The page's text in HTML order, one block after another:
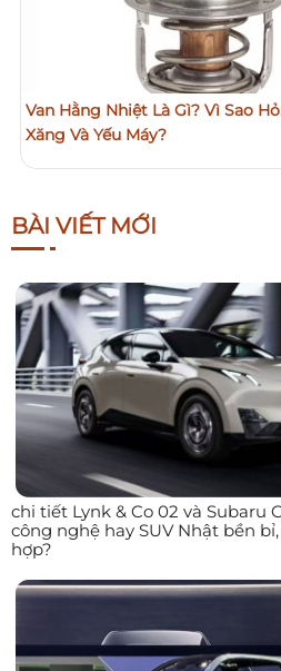
Van Hằng Nhiệt Là Gì? Vì Sao
Xăng Và Yếu Máy?
BÀI VIẾT MỚI
chi tiết Lynk & Co 02 và Subaru
công nghệ hay SUV Nhật bền
hợp?